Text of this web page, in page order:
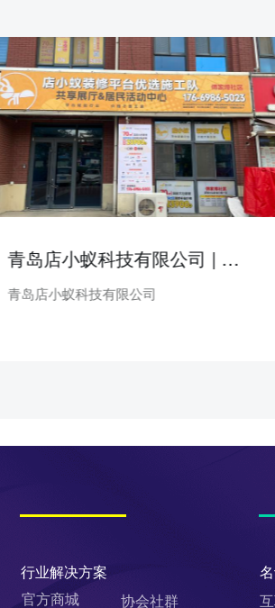
青岛店小蚁科技有限公司 | 家居装修
限公司
行业解决方案
官方商城
协会社群